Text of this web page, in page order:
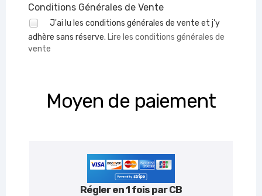
Conditions Générales de Vente
J'ai lu les conditions générales de vente et j'y
adhère sans réserve. Lire les conditions générales de
vente
Moyen de paiement
Régler en 1 fois par CB